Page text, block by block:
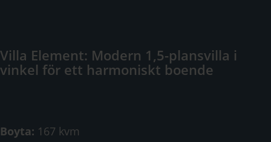
Villa Element: Modern 1,5-plansvilla i
vinkel för ett harmoniskt boende
Boyta: 167 kvm